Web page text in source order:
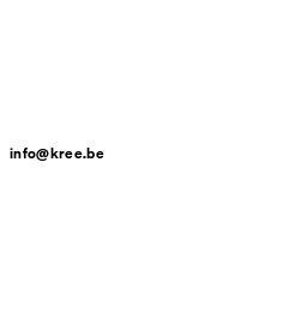
info@kree.be